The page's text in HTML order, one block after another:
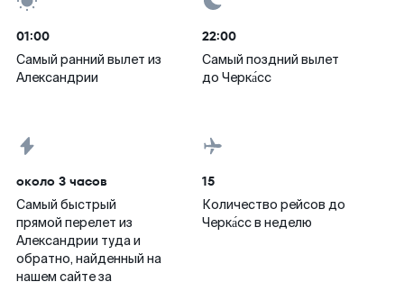
01:00
Самый ранний вылет из
Александрии
22:00
Самый поздний вылет
до Черка́сс
около 3 часов
Самый быстрый
прямой перелет из
Александрии туда и
обратно, найденный на
нашем сайте за
15
Количество рейсов до
Черка́сс в неделю